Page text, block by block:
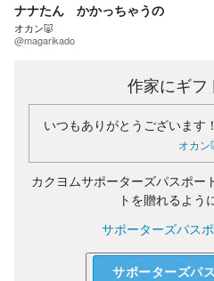
ナナたん かかっちゃうの
オカン🐷
@magarikado
作家にギフ
いつもありがとうございます！
オカン
カクヨムサポーターズパスポー
トを贈れるよう
サポーターズパス
サポーターズパ